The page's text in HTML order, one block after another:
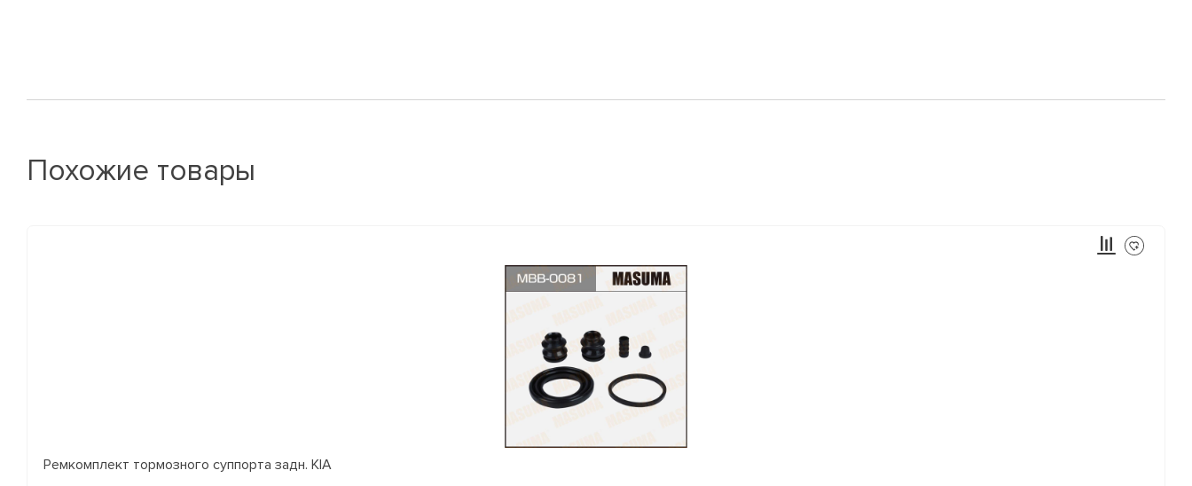
Похожие товары
Ремкомплект тормозного суппорта задн. KIA